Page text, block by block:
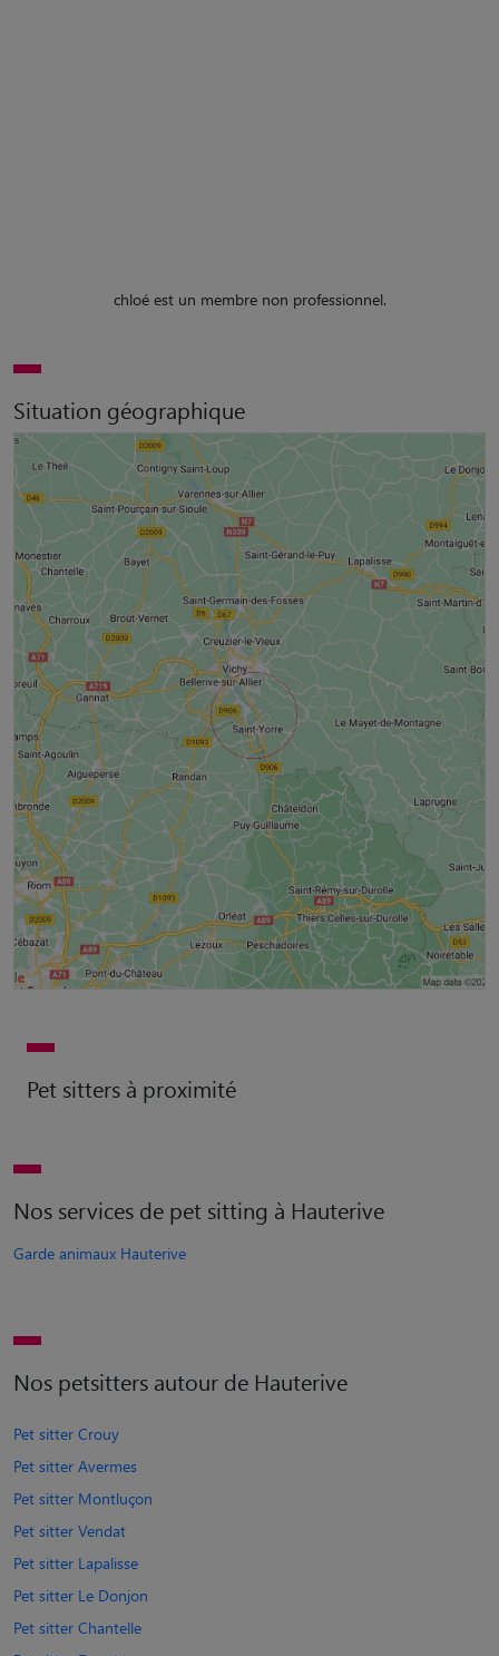
chloé est un membre non professionnel.
Situation géographique
Pet sitters à proximité
Nos services de pet sitting à Hauterive
Garde animaux Hauterive
Nos petsitters autour de Hauterive
Pet sitter Crouy
Pet sitter Avermes
Pet sitter Montluçon
Pet sitter Vendat
Pet sitter Lapalisse
Pet sitter Le Donjon
Pet sitter Chantelle